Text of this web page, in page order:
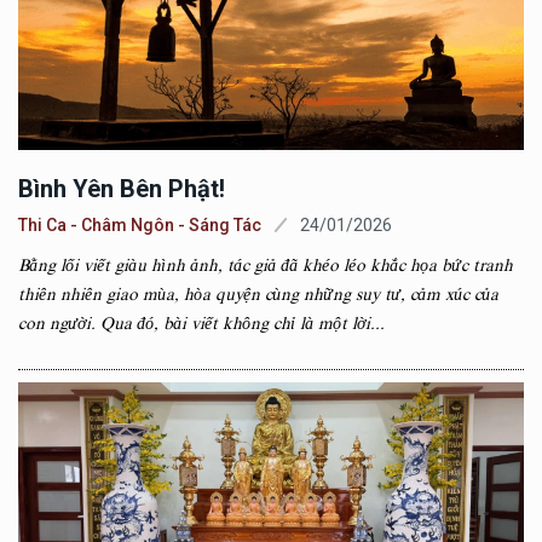
Bình Yên Bên Phật!
Thi Ca - Châm Ngôn - Sáng Tác 24/01/2026
Bằng lối viết giàu hình ảnh, tác giả đã khéo léo khắc họa bức tranh
thiên nhiên giao mùa, hòa quyện cùng những suy tư, cảm xúc của
con người. Qua đó, bài viết không chỉ là một lời...